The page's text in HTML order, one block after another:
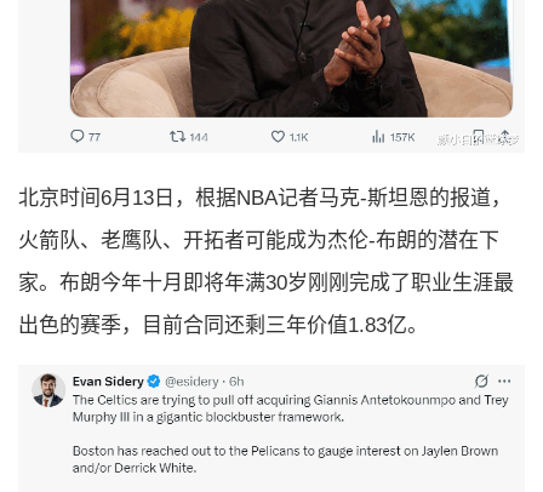
北京时间6月13日，根据NBA记者马克-斯坦恩的报道，
火箭队、老鹰队、开拓者可能成为杰伦-布朗的潜在下
家。布朗今年十月即将年满30岁刚刚完成了职业生涯最
出色的赛季，目前合同还剩三年价值1.83亿。